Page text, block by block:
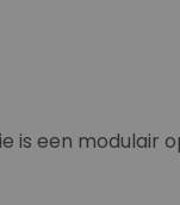
is een modulair